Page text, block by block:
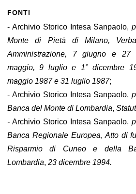
FONTI
- Archivio Storico Intesa Sanpaolo,
Monte di Pietà di Milano,
Amministrazione, 7 giugno e 27
maggio, 9 luglio e 1° dicembre
maggio 1987 e 31 luglio 1987;
- Archivio Storico Intesa Sanpaolo,
Banca del Monte di Lombardia,
- Archivio Storico Intesa Sanpaolo,
Banca Regionale Europea, Atto di
Risparmio di Cuneo e della
Lombardia, 23 dicembre 1994.